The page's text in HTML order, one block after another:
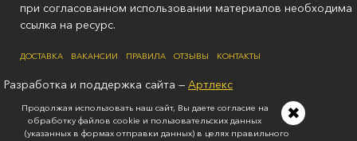
при согласованном использовании материалов необходима
ссылка на ресурс.
ДОСТАВКА ВАКАНСИИ ПРАВИЛА ОТЗЫВЫ КОНТАКТЫ
Разработка и поддержка сайта — Артлекс
✖
Продолжая использовать наш сайт, Вы даете согласие на
обработку файлов cookie и пользовательских данных
(указанных в формах отправки данных) в целях правильного